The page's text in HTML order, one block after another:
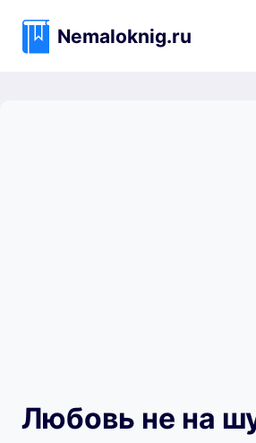
содержимому
Nemaloknig.ru
Любовь не на